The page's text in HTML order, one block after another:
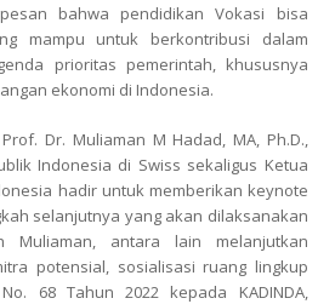
bahwa pendidikan Vokasi bisa
mampu untuk berkontribusi dalam
prioritas pemerintah, khususnya
ekonomi di Indonesia.
Dr. Muliaman M Hadad, MA, Ph.D.,
Indonesia di Swiss sekaligus Ketua
hadir untuk memberikan keynote
selanjutnya yang akan dilaksanakan
Muliaman, antara lain melanjutkan
potensial, sosialisasi ruang lingkup
68 Tahun 2022 kepada KADINDA,